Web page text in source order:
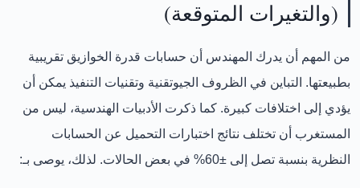
(والتغيرات المتوقعة)
من المهم أن يدرك المهندس أن حسابات قدرة الخوازيق تقريبية
بطبيعتها. التباين في الظروف الجيوتقنية وتقنيات التنفيذ يمكن أن
يؤدي إلى اختلافات كبيرة. كما ذكرت الأدبيات الهندسية، ليس من
المستغرب أن تختلف نتائج اختبارات التحميل عن الحسابات
النظرية بنسبة تصل إلى ±60% في بعض الحالات. لذلك، يوصى بـ: